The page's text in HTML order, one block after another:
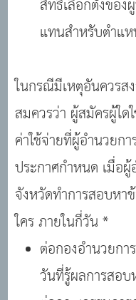
แทนสำหรับตำแ
ในกรณีมีเหตุอันควรส
สมควรว่า ผู้สมัครผู้ใด
ค่าใช้จ่ายที่ผู้อำนวยก
ประกาศกำหนด เมื่อผู้
จังหวัดทำการสอบหา
ใคร ภายในกี่วัน *
ต่อกองอำนวยกา
วันที่รู้ผลการสอบ